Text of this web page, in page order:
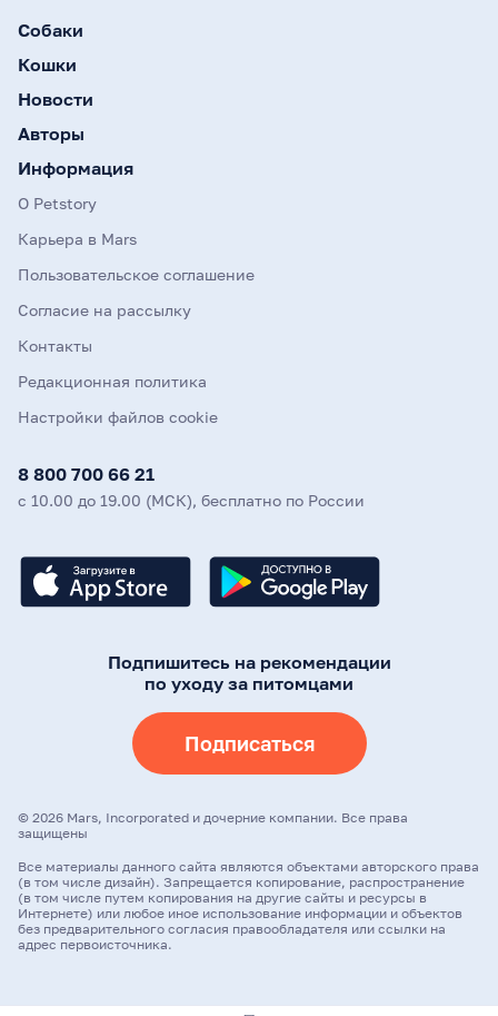
Собаки
Кошки
Новости
Авторы
Информация
О Petstory
Карьера в Mars
Пользовательское соглашение
Согласие на рассылку
Контакты
Редакционная политика
Настройки файлов cookie
8 800 700 66 21
с 10.00 до 19.00 (МСК), бесплатно по России
Подпишитесь на рекомендации
по уходу за питомцами
Подписаться
© 2026 Mars, Incorporated и дочерние компании. Все права
защищены
Все материалы данного сайта являются объектами авторского права
(в том числе дизайн). Запрещается копирование, распространение
(в том числе путем копирования на другие сайты и ресурсы в
Интернете) или любое иное использование информации и объектов
без предварительного согласия правообладателя или ссылки на
адрес первоисточника.